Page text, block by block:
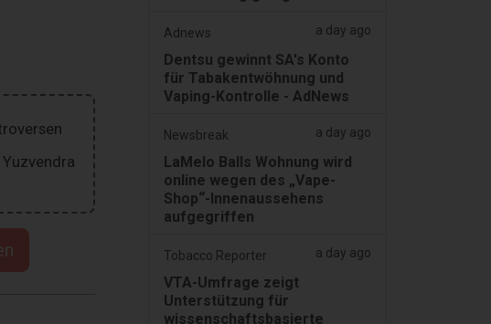
Adnews a day ago
Dentsu gewinnt SA's Konto
für Tabakentwöhnung und
Vaping-Kontrolle - AdNews
Newsbreak a day ago
LaMelo Balls Wohnung wird
online wegen des „Vape-
Shop“-Innenaussehens
aufgegriffen
Tobacco Reporter a day ago
VTA-Umfrage zeigt
Unterstützung für
wissenschaftsbasierte